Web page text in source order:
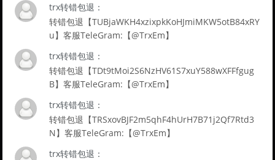
trx转错包退：
转错包退【TUBjaWKH4xzixpkKoHJmiMKW5otB84xRY
u】客服TeleGram:【@TrxEm】
trx转错包退：
转错包退【TDt9tMoi2S6NzHV61S7xuY588wXFFfgug
B】客服TeleGram:【@TrxEm】
trx转错包退：
转错包退【TRSxovBJF2m5qhF4hUrH7B71j2Qf7Rtd3
N】客服TeleGram:【@TrxEm】
trx转错包退：